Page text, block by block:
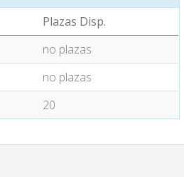
Plazas Disp.
no plazas
no plazas
20